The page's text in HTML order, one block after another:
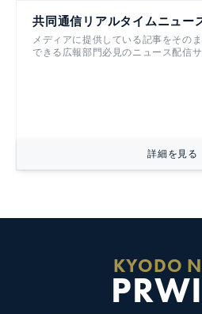
共同通信リアルタイムニュー
メディアに提供している記事をその
できる広報部門必見のニュース配信
詳細を見る
KYODO